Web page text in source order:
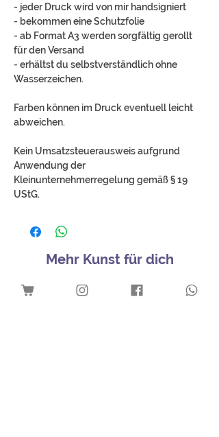
- jeder Druck wird von mir handsigniert
- bekommen eine Schutzfolie
- ab Format A3 werden sorgfältig gerollt
für den Versand
- erhältst du selbstverständlich ohne
Wasserzeichen.
Farben können im Druck eventuell leicht
abweichen.
Kein Umsatzsteuerausweis aufgrund
Anwendung der
Kleinunternehmerregelung gemäß § 19
UStG.
Mehr Kunst für dich